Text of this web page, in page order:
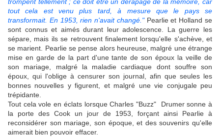
tout cela est venu plus tard, à mesure que le pays se
transformait. En 1953, rien n'avait changé."Pearlie et Holland se
sont connus et aimés durant leur adolescence. La guerre les
sépare, mais ils se retrouvent finalement lorsqu'elle s'achève, et
se marient. Pearlie se pense alors heureuse, malgré une étrange
mise en garde de la part d'une tante de son époux la veille de
son mariage, malgré la maladie cardiaque dont souffre son
époux, qui l'oblige à censurer son journal, afin que seules les
bonnes nouvelles y figurent, et malgré une vie conjugale peu
trépidante.
Tout cela vole en éclats lorsque Charles "Buzz" Drumer sonne à
la porte des Cook un jour de 1953, forçant ainsi Pearlie à
reconsidérer son mariage, son époque, et des souvenirs qu'elle
aimerait bien pouvoir effacer.